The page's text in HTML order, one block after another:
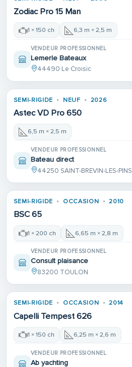
Zodiac Pro 15 Man
1 × 150 ch 6,3 m × 2,5 m
VENDEUR PROFESSIONNEL
Lemerle Bateaux
44490 Le Croisic
SEMI-RIGIDE NEUF 2026
Astec VD Pro 650
6,5 m × 2,5 m
VENDEUR PROFESSIONNEL
Bateau direct
44250 SAINT-BREVIN-LES-PINS
SEMI-RIGIDE OCCASION 2010
BSC 65
1 × 200 ch 6,65 m × 2,8 m
VENDEUR PROFESSIONNEL
Consult plaisance
83200 TOULON
SEMI-RIGIDE OCCASION 2014
Capelli Tempest 626
1 × 150 ch 6,25 m × 2,6 m
VENDEUR PROFESSIONNEL
Ab yachting